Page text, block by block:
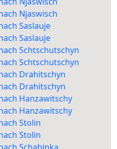
Njaswisch
Saslauje
Saslauje
Schtschutschyn
Schtschutschyn
Drahitschyn
Drahitschyn
Hanzawitschy
Hanzawitschy
Stolin
Stolin